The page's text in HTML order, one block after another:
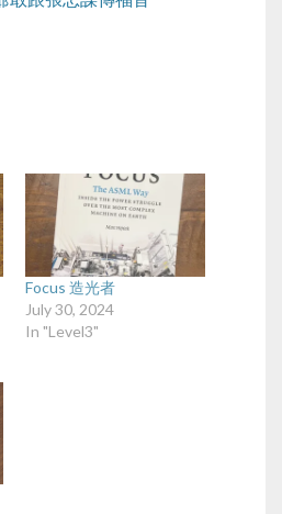
Focus 造光者
July 30, 2024
In "Level3"